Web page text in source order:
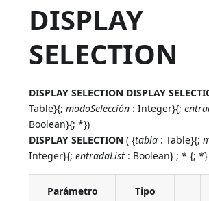
DISPLAY
SELECTION
DISPLAY SELECTION DISPLAY
Table}{;modoSelección : Integer}{;
Boolean}{; *})
DISPLAY SELECTION ( {tabla : Table}{;
Integer}{;entradaList : Boolean} ; * {; *}
Parámetro Tipo